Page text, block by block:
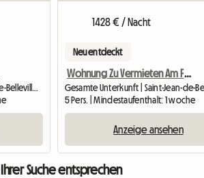
Gesamte Unterkunft | Saint-Jean-de-Belleville (73440)
1428 € / Nacht
Neu entdeckt
Wohnung Zu Vermieten Am Fuße Der Pisten In Les Menuires
5 Pers. | Mindestaufenthalt: 1 woche
Anzeige ansehen
Suche entsprechen